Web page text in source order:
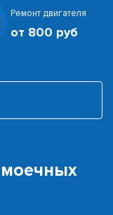
Ремонт двигателя
от 800 руб